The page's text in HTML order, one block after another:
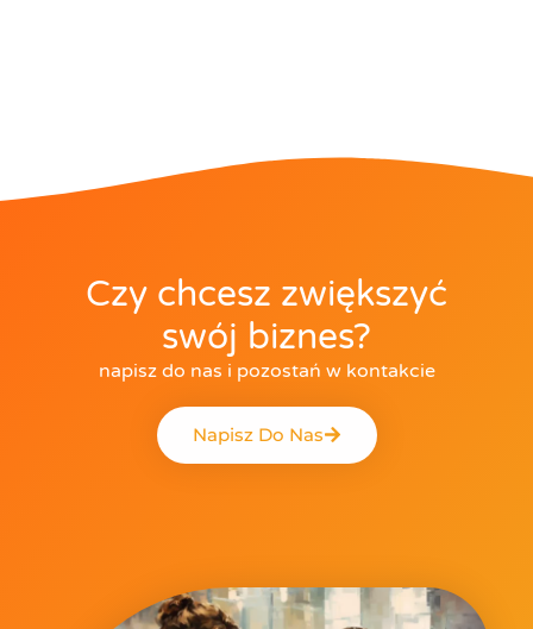
Czy chcesz zwiększyć
swój biznes?
napisz do nas i pozostań w kontakcie
Napisz Do Nas